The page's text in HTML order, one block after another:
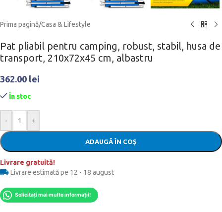
Prima pagină/Casa & Lifestyle
Pat pliabil pentru camping, robust, stabil, husa de
transport, 210x72x45 cm, albastru
362.00 lei
În stoc
- +
ADAUGĂ ÎN COȘ
Livrare gratuită!
Livrare estimată pe 12 - 18 august
Solicitați mai multe informații!